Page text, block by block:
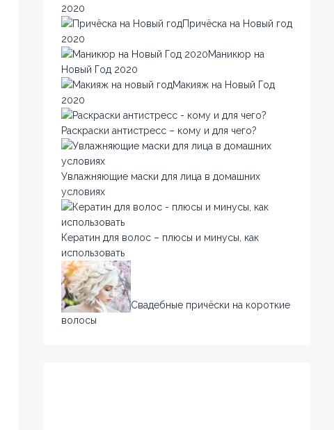
2020
Причёска на Новый год
2020
Маникюр на
Новый Год 2020
Макияж на Новый Год
2020
Раскраски антистресс – кому и для чего?
Увлажняющие маски для лица в домашних
условиях
Кератин для волос – плюсы и минусы, как
использовать
Свадебные причёски на короткие
волосы